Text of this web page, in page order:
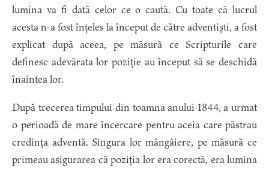
lumina va fi dată celor ce o caută. Cu toate că lucrul
acesta n-a fost înțeles la început de către adventiști, a fost
explicat după aceea, pe măsură ce Scripturile care
definesc adevărata lor poziție au început să se deschidă
înaintea lor.
După trecerea timpului din toamna anului 1844, a urmat
o perioadă de mare încercare pentru aceia care păstrau
credința adventă. Singura lor mângâiere, pe măsură ce
primeau asigurarea că poziția lor era corectă, era lumina